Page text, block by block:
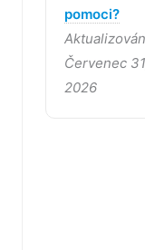
pomoci?
Červenec
2026